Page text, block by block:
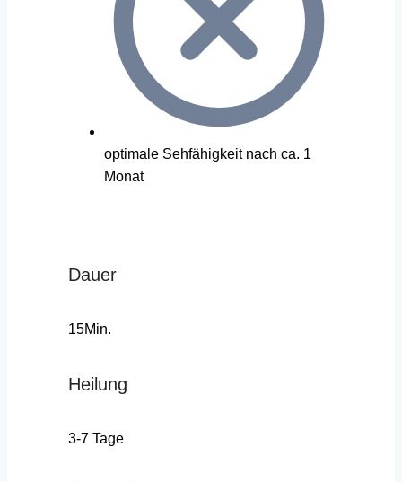
optimale Sehfähigkeit nach ca. 1
Monat
Dauer
15Min.
Heilung
3-7 Tage